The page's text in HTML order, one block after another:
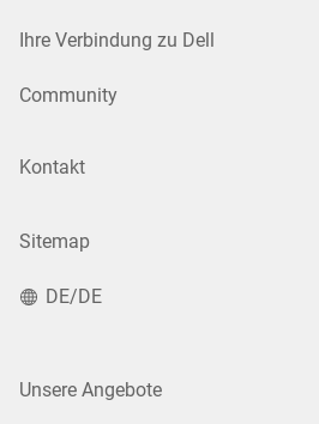
Ihre Verbindung zu Dell
Community
Kontakt
Sitemap
DE/DE
Unsere Angebote